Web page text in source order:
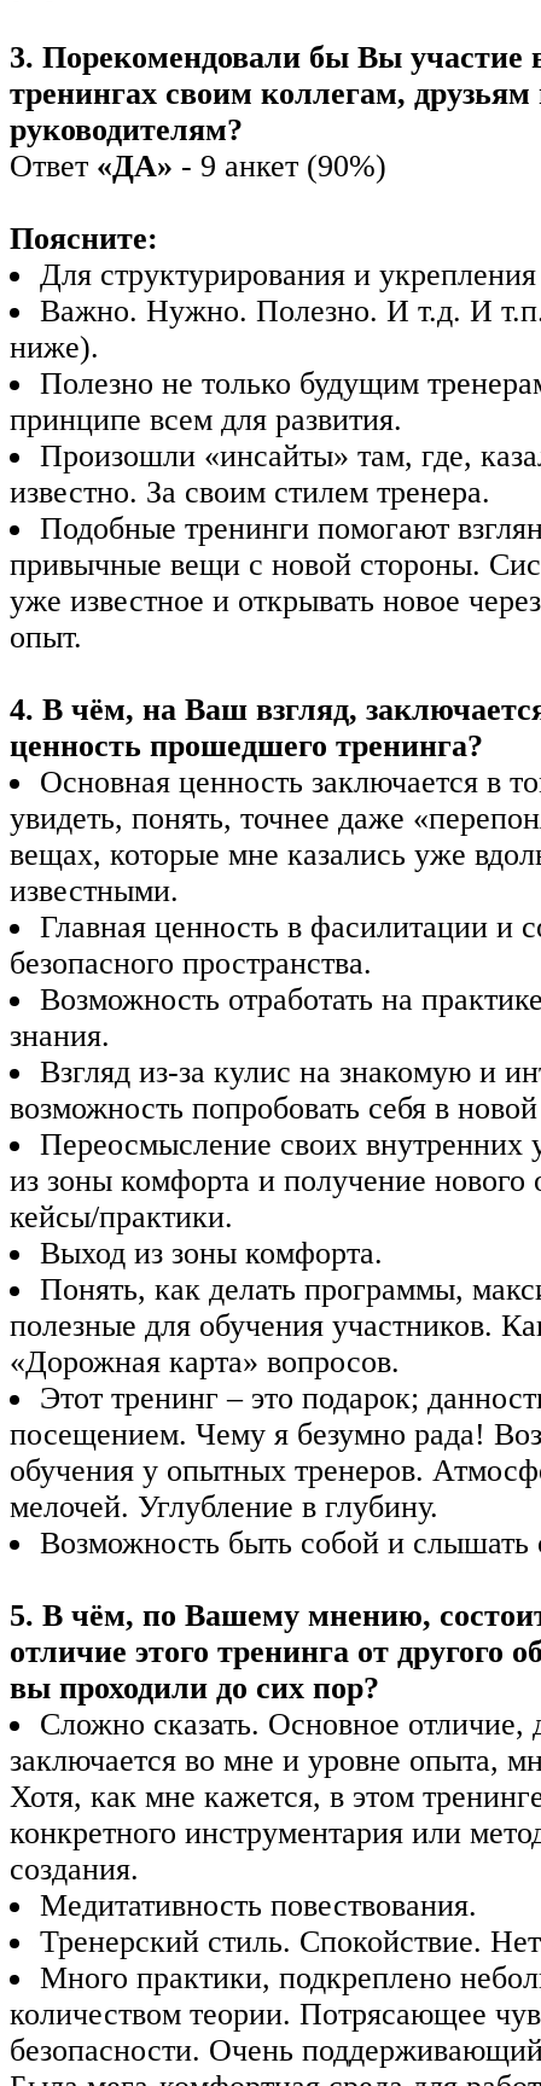
3. Порекомендовали бы Вы участие
тренингах своим коллегам, друзьям
руководителям?
Ответ «ДА» - 9 анкет (90%)
Поясните:
Для структурирования и
Важно. Нужно. Полезно. И т.д. И
ниже).
Полезно не только будущим
принципе всем для развития.
Произошли «инсайты» там, где,
известно. За своим стилем тренера.
Подобные тренинги помогают
привычные вещи с новой стороны.
уже известное и открывать новое
опыт.
4. В чём, на Ваш взгляд,
ценность прошедшего тренинга?
Основная ценность заключается в
увидеть, понять, точнее даже
вещах, которые мне казались уже
известными.
Главная ценность в фасилитации и
безопасного пространства.
Возможность отработать на
знания.
Взгляд из-за кулис на знакомую и
возможность попробовать себя в
Переосмысление своих внутренних
из зоны комфорта и получение
кейсы/практики.
Выход из зоны комфорта.
Понять, как делать программы,
полезные для обучения участников.
«Дорожная карта» вопросов.
Этот тренинг – это подарок;
посещением. Чему я безумно рада!
обучения у опытных тренеров.
мелочей. Углубление в глубину.
Возможность быть собой и слышать
5. В чём, по Вашему мнению,
отличие этого тренинга от другого
вы проходили до сих пор?
Сложно сказать. Основное отличие,
заключается во мне и уровне опыта,
Хотя, как мне кажется, в этом
конкретного инструментария или
создания.
Медитативность повествования.
Тренерский стиль. Спокойствие.
Много практики, подкреплено
количеством теории. Потрясающее
безопасности. Очень